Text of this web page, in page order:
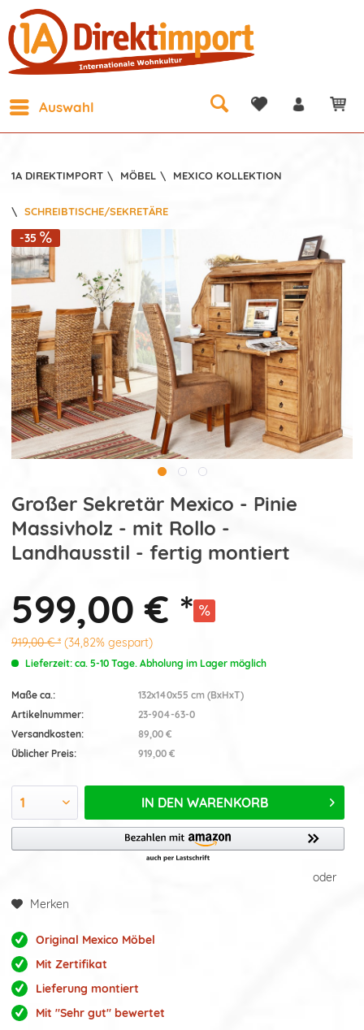
Auswahl
1A DIREKTIMPORT \ MÖBEL \ MEXICO KOLLEKTION
\ SCHREIBTISCHE/SEKRETÄRE
-35
Großer Sekretär Mexico - Pinie
Massivholz - mit Rollo -
Landhausstil - fertig montiert
599,00 € *
919,00 € * (34,82% gespart)
Lieferzeit: ca. 5-10 Tage. Abholung im Lager möglich
Maße ca.:
132x140x55 cm (BxHxT)
Artikelnummer:
23-904-63-0
Versandkosten:
89,00 €
Üblicher Preis:
919,00 €
IN DEN WARENKORB
oder
Merken
Original Mexico Möbel
Mit Zertifikat
Lieferung montiert
Mit "Sehr gut" bewertet